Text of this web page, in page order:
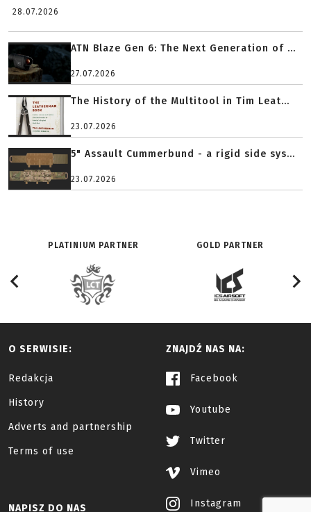
28.07.2026
ATN Blaze Gen 6: The Next Generation of ...
27.07.2026
The History of the Multitool in Tim Leat...
23.07.2026
5" Assault Cummerbund - a rigid side sys...
23.07.2026
PLATINIUM PARTNER GOLD PARTNER
O SERWISIE:
Redakcja
History
Adverts and partnership
Terms of use
ZNAJDŹ NAS NA:
Facebook
Youtube
Twitter
Vimeo
Instagram
NAPISZ DO NAS